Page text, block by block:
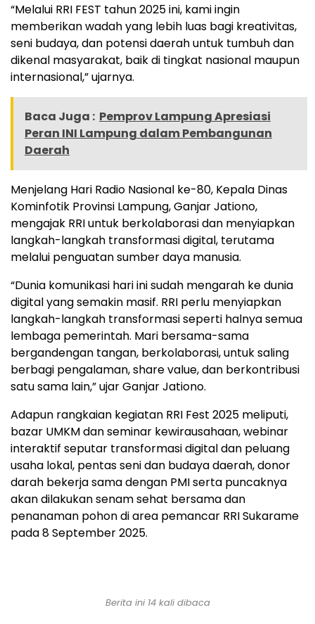
“Melalui RRI FEST tahun 2025 ini, kami ingin
memberikan wadah yang lebih luas bagi kreativitas,
seni budaya, dan potensi daerah untuk tumbuh dan
dikenal masyarakat, baik di tingkat nasional maupun
internasional,” ujarnya.
Baca Juga : Pemprov Lampung Apresiasi
Peran INI Lampung dalam Pembangunan
Daerah
Menjelang Hari Radio Nasional ke-80, Kepala Dinas
Kominfotik Provinsi Lampung, Ganjar Jationo,
mengajak RRI untuk berkolaborasi dan menyiapkan
langkah-langkah transformasi digital, terutama
melalui penguatan sumber daya manusia.
“Dunia komunikasi hari ini sudah mengarah ke dunia
digital yang semakin masif. RRI perlu menyiapkan
langkah-langkah transformasi seperti halnya semua
lembaga pemerintah. Mari bersama-sama
bergandengan tangan, berkolaborasi, untuk saling
berbagi pengalaman, share value, dan berkontribusi
satu sama lain,” ujar Ganjar Jationo.
Adapun rangkaian kegiatan RRI Fest 2025 meliputi,
bazar UMKM dan seminar kewirausahaan, webinar
interaktif seputar transformasi digital dan peluang
usaha lokal, pentas seni dan budaya daerah, donor
darah bekerja sama dengan PMI serta puncaknya
akan dilakukan senam sehat bersama dan
penanaman pohon di area pemancar RRI Sukarame
pada 8 September 2025.
Berita ini 14 kali dibaca